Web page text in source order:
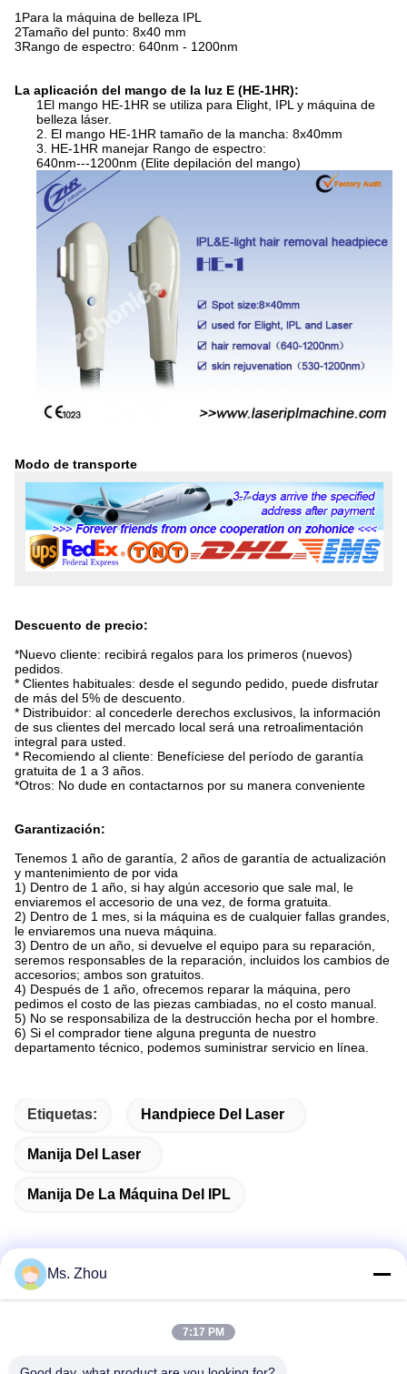
1Para la máquina de belleza IPL
2Tamaño del punto: 8x40 mm
3Rango de espectro: 640nm - 1200nm
La aplicación del mango de la luz E (HE-1HR):
1El mango HE-1HR se utiliza para Elight, IPL y máquina de
belleza láser.
2. El mango HE-1HR tamaño de la mancha: 8x40mm
3. HE-1HR manejar Rango de espectro:
640nm---1200nm (Elite depilación del mango)
Modo de transporte
Descuento de precio:
*Nuevo cliente: recibirá regalos para los primeros (nuevos)
pedidos.
* Clientes habituales: desde el segundo pedido, puede disfrutar
de más del 5% de descuento.
* Distribuidor: al concederle derechos exclusivos, la información
de sus clientes del mercado local será una retroalimentación
integral para usted.
* Recomiendo al cliente: Benefíciese del período de garantía
gratuita de 1 a 3 años.
*Otros: No dude en contactarnos por su manera conveniente
Garantización:
Tenemos 1 año de garantía, 2 años de garantía de actualización
y mantenimiento de por vida
1) Dentro de 1 año, si hay algún accesorio que sale mal, le
enviaremos el accesorio de una vez, de forma gratuita.
2) Dentro de 1 mes, si la máquina es de cualquier fallas grandes,
le enviaremos una nueva máquina.
3) Dentro de un año, si devuelve el equipo para su reparación,
seremos responsables de la reparación, incluidos los cambios de
accesorios; ambos son gratuitos.
4) Después de 1 año, ofrecemos reparar la máquina, pero
pedimos el costo de las piezas cambiadas, no el costo manual.
5) No se responsabiliza de la destrucción hecha por el hombre.
6) Si el comprador tiene alguna pregunta de nuestro
departamento técnico, podemos suministrar servicio en línea.
Etiquetas: Handpiece Del Laser
Manija Del Laser
Manija De La Máquina Del IPL
Ms. Zhou
7:17 PM